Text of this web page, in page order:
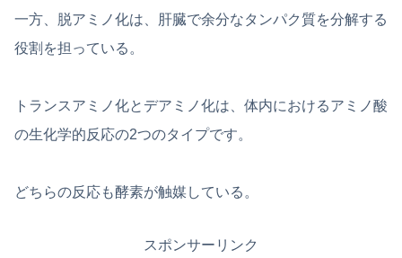
一方、脱アミノ化は、肝臓で余分なタンパク質を分解する
役割を担っている。
トランスアミノ化とデアミノ化は、体内におけるアミノ酸
の生化学的反応の2つのタイプです。
どちらの反応も酵素が触媒している。
スポンサーリンク